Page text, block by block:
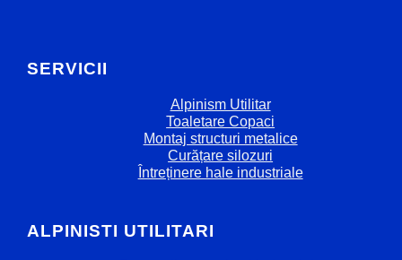
SERVICII
Alpinism Utilitar
Toaletare Copaci
Montaj structuri metalice
Curățare silozuri
Întreținere hale industriale
ALPINISTI UTILITARI